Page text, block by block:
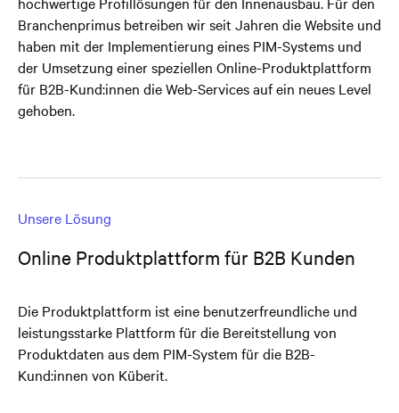
Branchenprimus betreiben wir seit Jahren die Website und
haben mit der Implementierung eines PIM-Systems und
der Umsetzung einer speziellen Online-Produktplattform
für B2B-Kund:innen die Web-Services auf ein neues Level
gehoben.
Unsere Lösung
Online Produktplattform für B2B Kunden
Die Produktplattform ist eine benutzerfreundliche und
leistungsstarke Plattform für die Bereitstellung von
Produktdaten aus dem PIM-System für die B2B-
Kund:innen von Küberit.